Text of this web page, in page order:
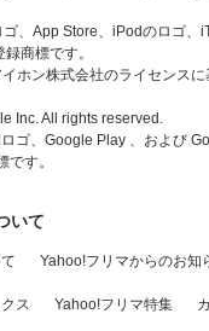
ゴ、App Store、iPodのロゴ、
商標です。
ホン株式会社のライセンス
Inc. All rights reserved.
ゴ、Google Play 、および
す。
いて
Yahoo!フリマからのお知
ス Yahoo!フリマ特集